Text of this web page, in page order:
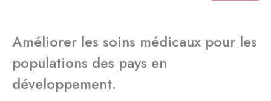
Améliorer les soins médicaux pour les
populations des pays en
développement.